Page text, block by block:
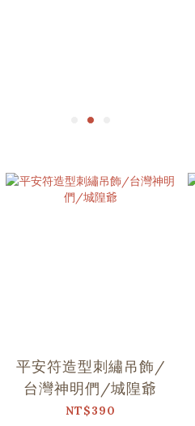
平安符造型刺繡吊飾/
台灣神明們/城隍爺
NT$390